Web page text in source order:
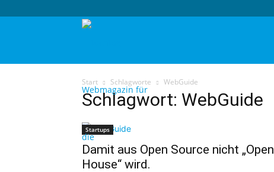
Start Schlagworte WebGuide
Schlagwort: WebGuide
Startups
Damit aus Open Source nicht „Open
House“ wird.